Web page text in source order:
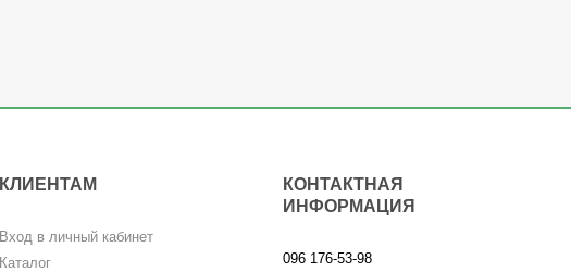
КЛИЕНТАМ
Вход в личный кабинет
Каталог
КОНТАКТНАЯ
ИНФОРМАЦИЯ
096 176-53-98